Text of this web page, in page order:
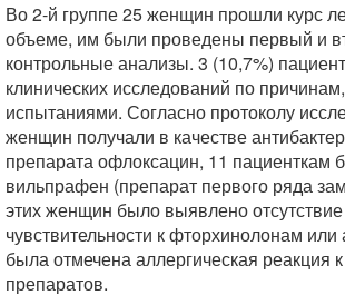
Во 2-й группе 25 женщин прошли курс
объеме, им были проведены первый и
контрольные анализы. 3 (10,7%)
клинических исследований по
испытаниями. Согласно протоколу
женщин получали в качестве
препарата офлоксацин, 11 пациенткам
вильпрафен (препарат первого ряда
этих женщин было выявлено отсутствие
чувствительности к фторхинолонам или
была отмечена аллергическая реакция
препаратов.